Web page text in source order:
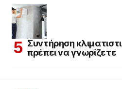
Συντήρηση
πρέπει να γνωρίζετε